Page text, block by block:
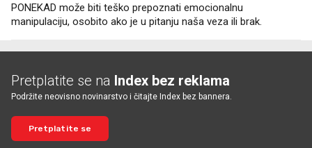
PONEKAD može biti teško prepoznati emocionalnu
manipulaciju, osobito ako je u pitanju naša veza ili brak.
Pretplatite se na Index bez reklama
Podržite neovisno novinarstvo i čitajte Index bez bannera.
Pretplatite se